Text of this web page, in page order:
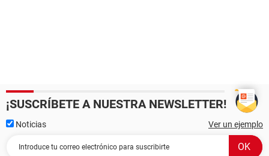
¡SUSCRÍBETE A NUESTRA NEWSLETTER!
Noticias Ver un ejemplo